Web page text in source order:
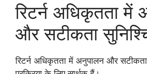
रिटर्न अधिकृतता में
और सटीकता
रिटर्न अधिकृतता में अनुपालन और